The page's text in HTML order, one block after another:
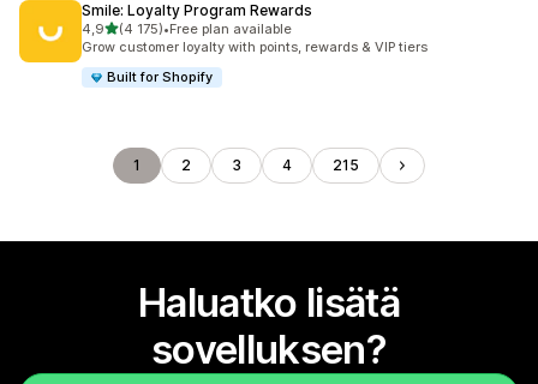
Smile: Loyalty Program Rewards
4,9/ 5 tähteä
(4 175)
4175 arvostelua yhteensä
•Free plan available
Grow customer loyalty with points, rewards & VIP tiers
Built for Shopify
1 2 3 4 215
Haluatko lisätä
sovelluksen?